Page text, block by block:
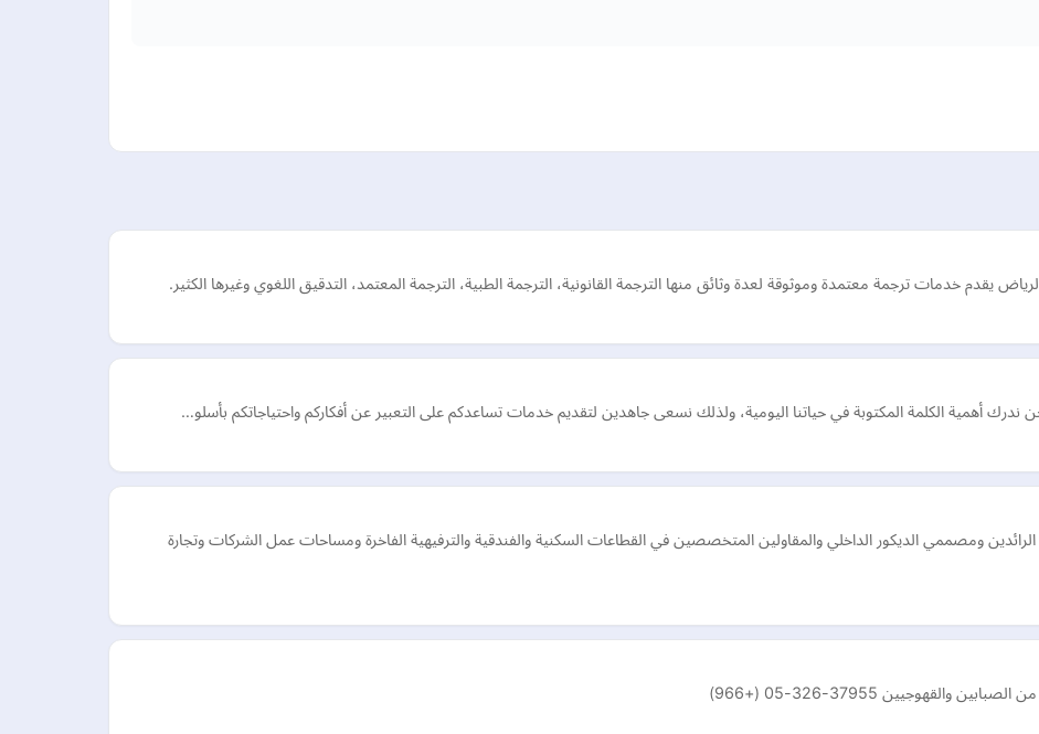
يقدم خدمات ترجمة معتمدة وموثوقة لعدة وثائق منها الترجمة القانونية، الترجمة الطبية، الترجمة المعتمد، التدقيق اللغوي وغيرها الكثير.
ندرك أهمية الكلمة المكتوبة في حياتنا اليومية، ولذلك نسعى جاهدين لتقديم خدمات تساعدكم على التعبير عن أفكاركم واحتياجاتكم بأسلو…
ومصممي الديكور الداخلي والمقاولين المتخصصين في القطاعات السكنية والفندقية والترفيهية الفاخرة ومساحات عمل الشركات وتجارة
37955-326-05 (+966)